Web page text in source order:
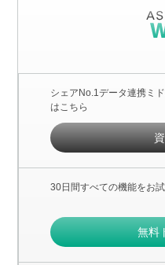
シェアNo.1データ連携ミ
はこちら
30日間すべての機能をお
無料